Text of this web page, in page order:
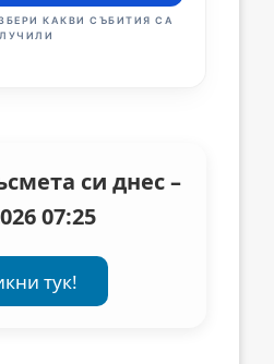
КАКВИ СЪБИТИЯ СА
си днес –
07:25
тук!